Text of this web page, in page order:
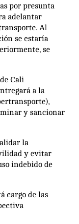
por presunta
adelantar
Al
se estaría
se
Cali
a la
y sancionar
la
y evitar
indebido de
cargo de las